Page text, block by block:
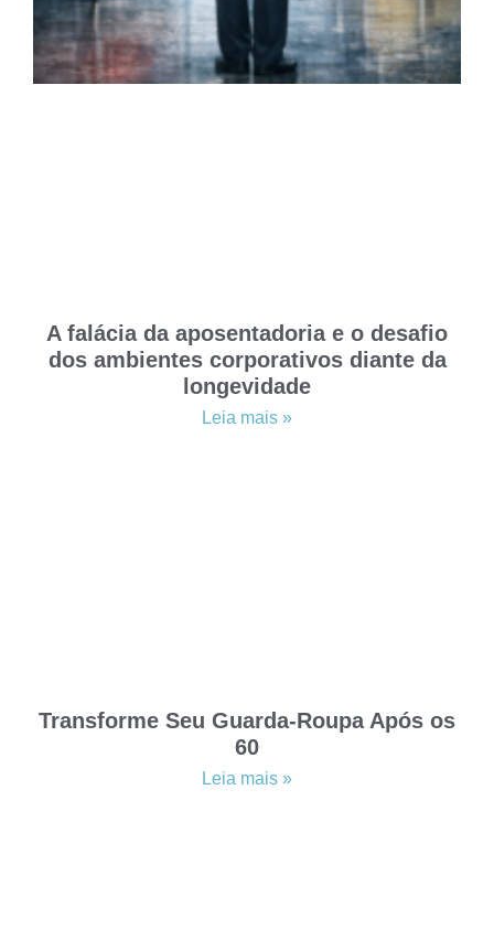
A falácia da aposentadoria e o desafio
dos ambientes corporativos diante da
longevidade
Leia mais »
Transforme Seu Guarda-Roupa Após os
60
Leia mais »